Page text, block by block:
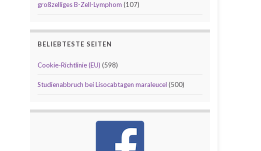
großzelliges B-Zell-Lymphom (107)
BELIEBTESTE SEITEN
Cookie-Richtlinie (EU) (598)
Studienabbruch bei Lisocabtagen maraleucel (500)